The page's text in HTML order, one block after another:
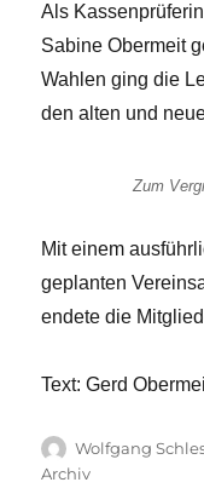
Als
Sabine Obermeit
Wahlen ging die
den alten und
Zum
Mit einem
geplanten
endete die
Text: Gerd
Autor
Wolfgang
Archiv